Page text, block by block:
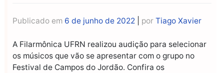
Publicado em 6 de junho de 2022 por Tiago Xavier
A Filarmônica UFRN realizou audição para selecionar
os músicos que vão se apresentar com o grupo no
Festival de Campos do Jordão. Confira os